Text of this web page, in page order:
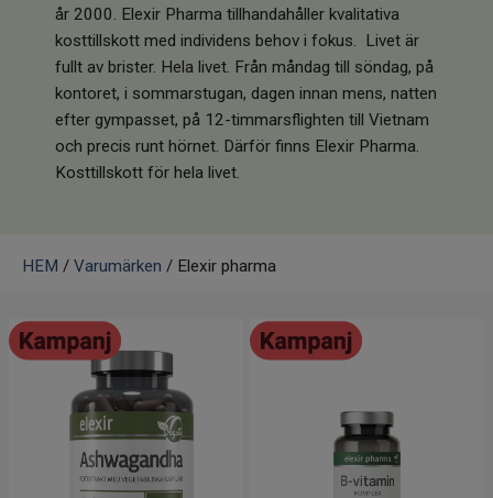
Infrarött Ljus
Vattenrening & Övrigt
Transdermala plåster
år 2000. Elexir Pharma tillhandahåller kvalitativa
kosttillskott med individens behov i fokus. Livet är
fullt av brister. Hela livet. Från måndag till söndag, på
kontoret, i sommarstugan, dagen innan mens, natten
efter gympasset, på 12-timmarsflighten till Vietnam
och precis runt hörnet. Därför finns Elexir Pharma.
Kosttillskott för hela livet.
HEM / Varumärken / Elexir pharma